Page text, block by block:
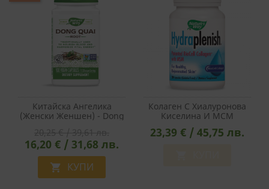
Китайска Ангелика
(Женски Женшен) - Dong
Кръвообращение, 565
Mg, 100 Капсули
16,20 € / 31,68 лв.
 КУПИ
Колаген С Хиалуронова
Киселина И МСМ
Hydraplenish/
Хидраплениш - Красива
23,39 € / 45,75 лв.